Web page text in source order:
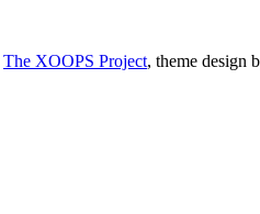
The XOOPS Project, theme design